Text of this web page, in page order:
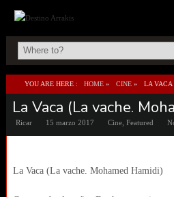
YOU ARE HERE : HOME » CINE » LA
La Vaca (La vache.
Ricar 15 marzo 2017 Cine, Featured
La Vaca (La vache. Mohamed Hamidi)